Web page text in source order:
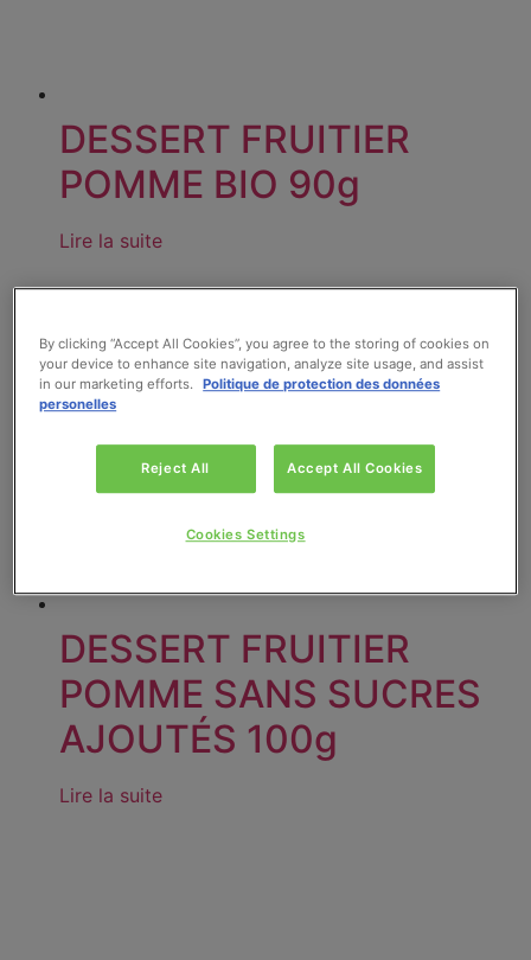
DESSERT FRUITIER
POMME BIO 90g
Lire la suite
DESSERT FRUITIER
POMME SANS SUCRES
AJOUTÉS 100g
Lire la suite
By clicking “Accept All Cookies”, you agree to the storing of cookies on
your device to enhance site navigation, analyze site usage, and assist
in our marketing efforts. Politique de protection des données
personelles
Reject All Accept All Cookies
Cookies Settings